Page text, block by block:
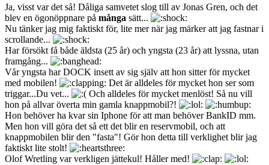
Ja, visst var det så! Dåliga samvetet slog till av Jonas Gren, och det
blev en ögonöppnare på många sätt...
Nu tänker jag mig faktiskt för, lite mer när jag märker att jag fastnar i
scrollande...
Har försökt få både äldsta (25 år) och yngsta (23 år) att lyssna, utan
framgång...
Vår yngsta har DOCK insett av sig själv att hon sitter för mycket
med mobilen!
Det är alldeles för mycket hon ser som
triggar...Du vet...
Och alldeles för mycket menlöst! Så nu vill
hon på allvar överta min gamla knappmobil?!
Hon behöver ha kvar sin Iphone för att man behöver BankID mm.
Men hon vill göra det så ett det blir en reservmobil, och att
knappmobilen blir den "fasta"! Gör hon detta till verklighet blir jag
faktiskt lite stolt!
Olof Wretling var verkligen jättekul! Håller med!